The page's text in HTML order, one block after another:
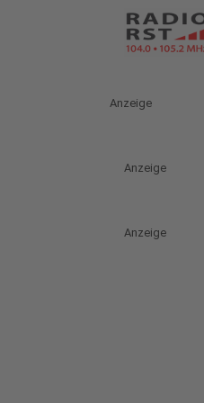
Anzeige
Anzeige
Anzeige